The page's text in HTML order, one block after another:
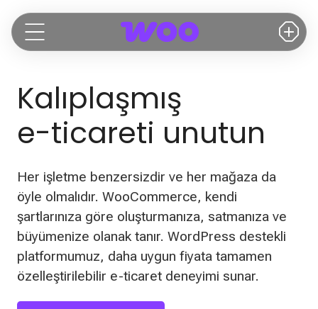
Kalıplaşmış
e-ticareti unutun
Her işletme benzersizdir ve her mağaza da
öyle olmalıdır. WooCommerce, kendi
şartlarınıza göre oluşturmanıza, satmanıza ve
büyümenize olanak tanır. WordPress destekli
platformumuz, daha uygun fiyata tamamen
özelleştirilebilir e-ticaret deneyimi sunar.